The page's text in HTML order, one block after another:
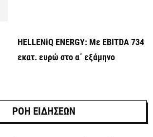
HELLENiQ ENERGY: Με EBITDA 734
εκατ. ευρώ στο α΄ εξάμηνο
ΡΟΗ ΕΙΔΗΣΕΩΝ